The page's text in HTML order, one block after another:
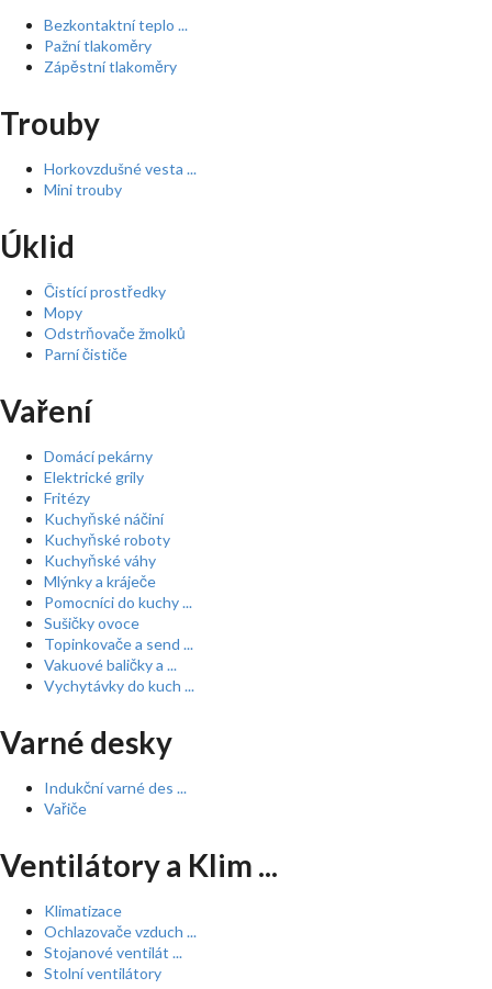
Bezkontaktní teplo ...
Pažní tlakoměry
Zápěstní tlakoměry
Trouby
Horkovzdušné vesta ...
Mini trouby
Úklid
Čistící prostředky
Mopy
Odstrňovače žmolků
Parní čističe
Vaření
Domácí pekárny
Elektrické grily
Fritézy
Kuchyňské náčiní
Kuchyňské roboty
Kuchyňské váhy
Mlýnky a kráječe
Pomocníci do kuchy ...
Sušičky ovoce
Topinkovače a send ...
Vakuové baličky a ...
Vychytávky do kuch ...
Varné desky
Indukční varné des ...
Vařiče
Ventilátory a Klim ...
Klimatizace
Ochlazovače vzduch ...
Stojanové ventilát ...
Stolní ventilátory